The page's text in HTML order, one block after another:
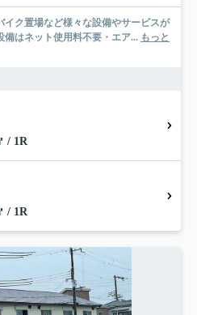
ク置場など様々な設備やサービスが
はネット使用料不要・エア... もっと
/ 1R
/ 1R